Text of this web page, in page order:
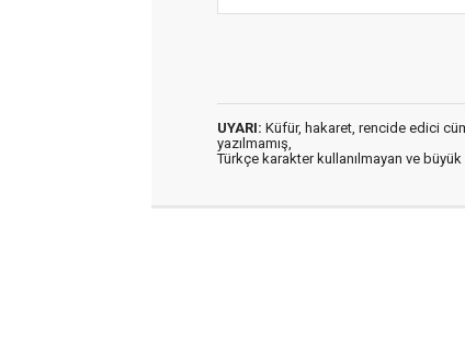
UYARI: Küfür, hakaret, rencide edici
yazılmamış,
Türkçe karakter kullanılmayan ve